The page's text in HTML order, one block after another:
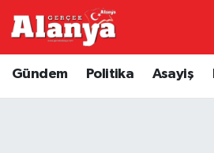
Gündem Politika Asayiş
Genel
Trafik Durumu